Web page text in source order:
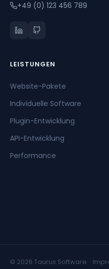
+49 (0) 123 456 789
LEISTUNGEN
Website-Pakete
Individuelle Software
Plugin-Entwicklung
API-Entwicklung
Performance
© 2026 Taurus Software ·